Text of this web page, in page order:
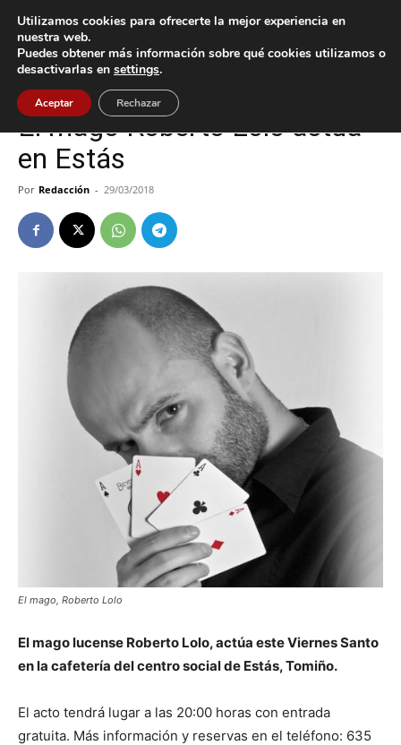
Inicio Cultura / Ocio
Cultura / Ocio Tomiño
El mago Roberto Lolo actúa
en Estás
Por Redacción - 29/03/2018
El mago, Roberto Lolo
El mago lucense Roberto Lolo, actúa este Viernes Santo
en la cafetería del centro social de Estás, Tomiño.
El acto tendrá lugar a las 20:00 horas con entrada
gratuita. Más información y reservas en el teléfono: 635
Utilizamos cookies para ofrecerte la mejor experiencia en
nuestra web.
Puedes obtener más información sobre qué cookies utilizamos o
desactivarlas en settings.
Aceptar Rechazar